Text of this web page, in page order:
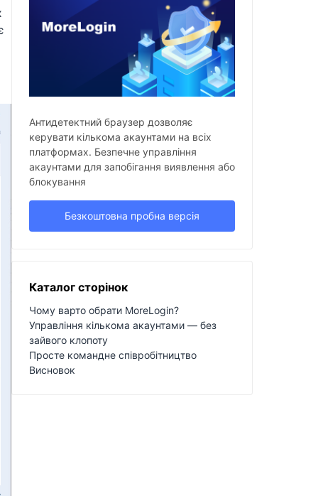
Антидетектний браузер дозволяє
керувати кількома акаунтами на всіх
платформах. Безпечне управління
акаунтами для запобігання виявлення або
блокування
Безкоштовна пробна версія
Каталог сторінок
Чому варто обрати MoreLogin?
Управління кількома акаунтами — без
зайвого клопоту
Просте командне співробітництво
Висновок